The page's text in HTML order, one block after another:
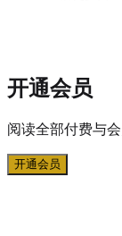
开通会员
阅读全部付费与
开通会员